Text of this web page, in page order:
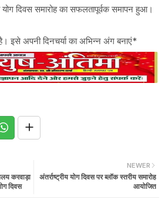
योग दिवस समारोह का सफलतापूर्वक समापन हुआ।
इसे अपनी दिनचर्या का अभिन्न अंग बनाएं*
NEWER
अंतर्राष्ट्रीय योग दिवस पर ब्लॉक स्तरीय समारोह
आयोजित
करवाड़ा
दिवस